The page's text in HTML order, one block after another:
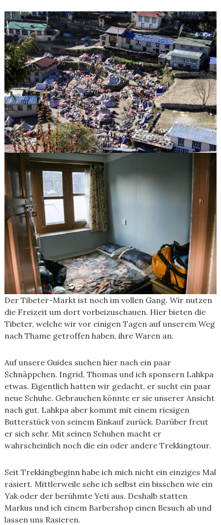
Der Tibeter-Markt ist noch im vollen Gang. Wir nutzen
die Freizeit um dort vorbeizuschauen. Hier bieten die
Tibeter, welche wir vor einigen Tagen auf unserem Weg
nach Thame getroffen haben, ihre Waren an.
Auf unsere Guides suchen hier nach ein paar
Schnäppchen. Ingrid, Thomas und ich sponsern Lahkpa
etwas. Eigentlich hatten wir gedacht, er sucht ein paar
neue Schuhe. Gebrauchen könnte er sie unserer Ansicht
nach gut. Lahkpa aber kommt mit einem riesigen
Butterstück von seinem Einkauf zurück. Darüber freut
er sich sehr. Mit seinen Schuhen macht er
wahrscheinlich noch die ein oder andere Trekkingtour.
Seit Trekkingbeginn habe ich mich nicht ein einziges Mal
rasiert. Mittlerweile sehe ich selbst ein bisschen wie ein
Yak oder der berühmte Yeti aus. Deshalb statten
Markus und ich einem Barbershop einen Besuch ab und
lassen uns Rasieren.